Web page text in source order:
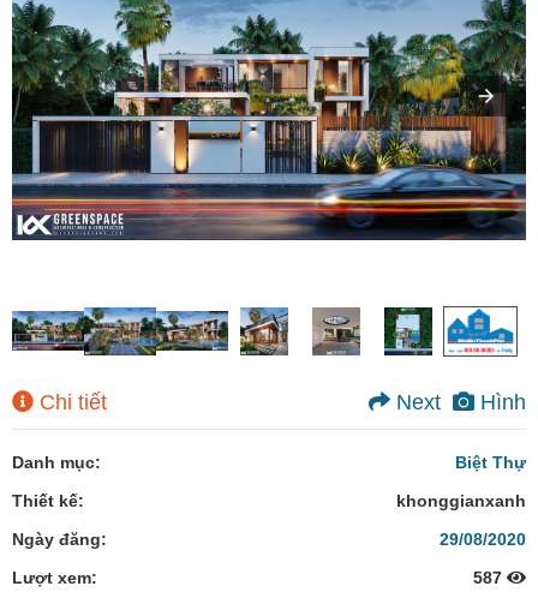
Chi tiết Hình
Next
Danh mục:
Biệt Thự
Thiết kế:
khonggianxanh
Ngày đăng:
29/08/2020
Lượt xem:
587